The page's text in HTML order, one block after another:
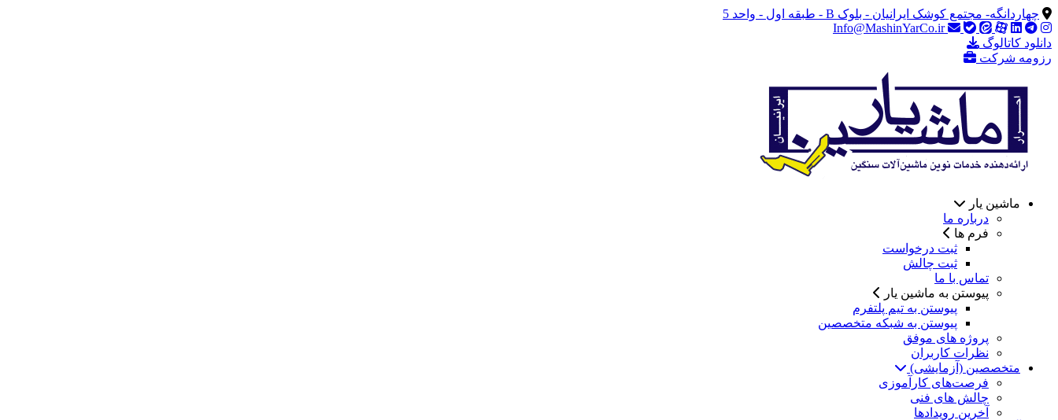
چهاردانگه- مجتمع کوشک ایرانیان - بلوک B - طبقه اول - واحد 5
Info@MashinYarCo.ir
دانلود کاتالوگ
رزومه شرکت
ماشین یار
درباره ما
فرم ها
ثبت درخواست
ثبت چالش
تماس با ما
پیوستن به ماشین یار
پیوستن به تیم پلتفرم
پیوستن به شبکه متخصصین
پروژه های موفق
نظرات کاربران
متخصصین (آزمایشی)
فرصت‌های کارآموزی
چالش های فنی
آخرین رویدادها